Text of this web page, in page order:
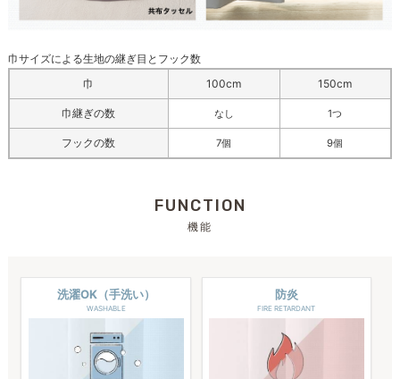
巾サイズによる生地の継ぎ目とフック数
巾
100cm 150cm
巾継ぎの数 なし 1つ
フックの数 7個 9個
FUNCTION
機能
洗濯OK（手洗い）
WASHABLE
防炎
FIRE RETARDANT